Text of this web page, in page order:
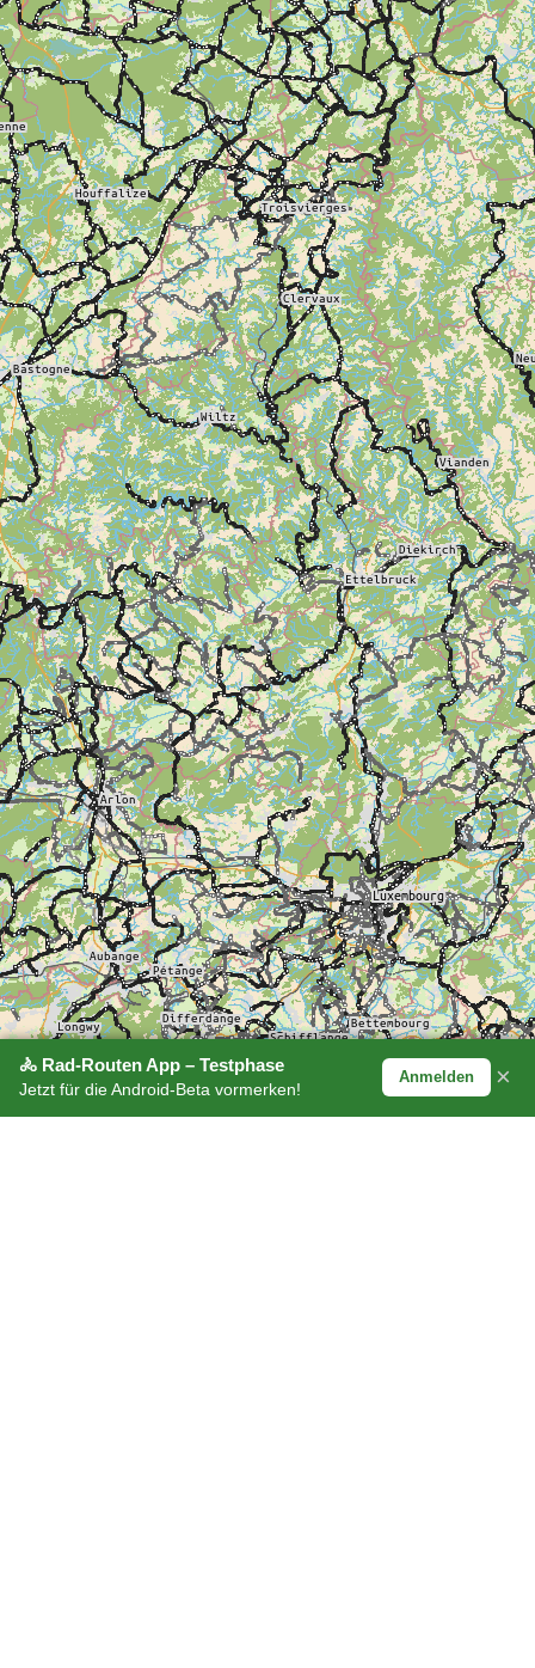
🚴 Rad-Routen App – Testphase
Jetzt für die Android-Beta vormerken!
Anmelden ×